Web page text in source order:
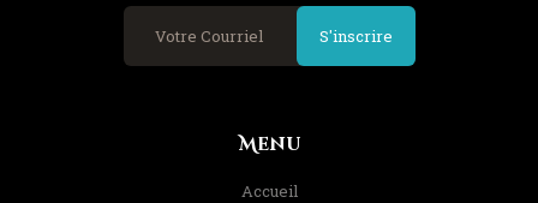
S'inscrire
Menu
Accueil